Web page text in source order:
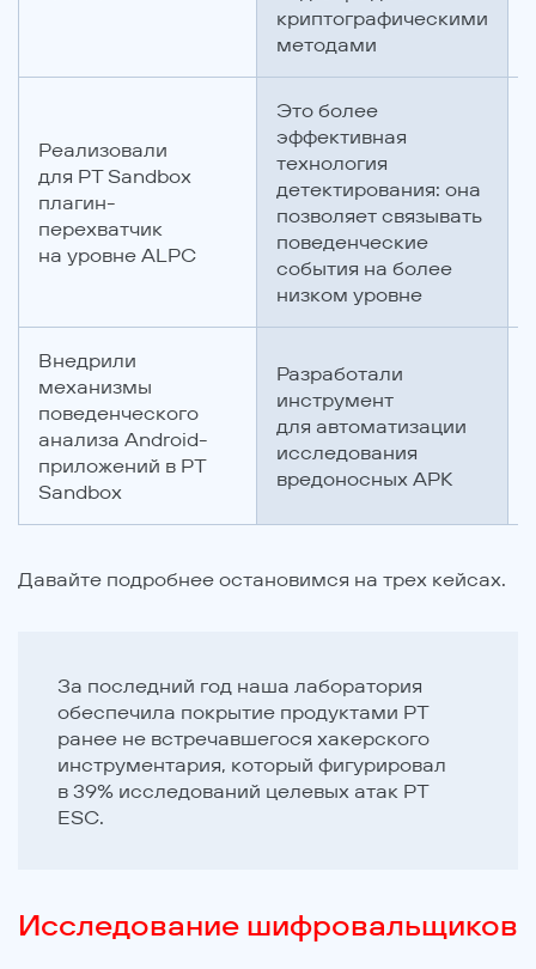
криптографическими
методами
Реализовали
для PT Sandbox
плагин-
перехватчик
на уровне ALPC
Это более
эффективная
технология
детектирования: она
позволяет связывать
поведенческие
события на более
низком уровне
Внедрили
механизмы
поведенческого
анализа Android-
приложений в PT
Sandbox
Разработали
инструмент
для автоматизации
исследования
вредоносных APK
Давайте подробнее остановимся на трех кейсах.
За последний год наша лаборатория
обеспечила покрытие продуктами PT
ранее не встречавшегося хакерского
инструментария, который фигурировал
в 39% исследований целевых атак PT
ESC.
Исследование шифровальщиков